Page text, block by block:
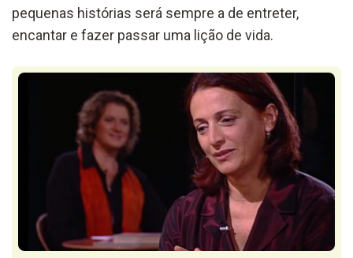
pequenas histórias será sempre a de entreter,
encantar e fazer passar uma lição de vida.